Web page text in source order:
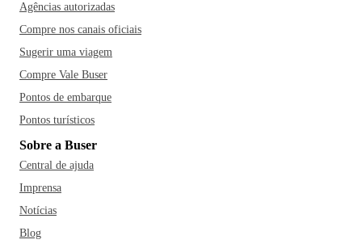
Agências autorizadas
Compre nos canais oficiais
Sugerir uma viagem
Compre Vale Buser
Pontos de embarque
Pontos turísticos
Sobre a Buser
Central de ajuda
Imprensa
Notícias
Blog